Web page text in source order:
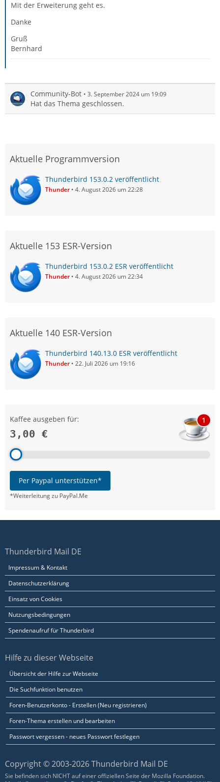
Mit der Erweiterung geht es.
Danke
Gruß
Bernhard
Community-Bot 3. September 2024 um 19:09
Hat das Thema geschlossen.
Aktuelle Programmversion
Thunderbird 153.0.2 veröffentlicht
Thunder 4. August 2026 um 22:28
Aktuelle 153 ESR-Version
Thunderbird 153.0.2 ESR veröffentlicht
Thunder 4. August 2026 um 22:34
Aktuelle 140 ESR-Version
Thunderbird 140.13.0 ESR veröffentlicht
Thunder 22. Juli 2026 um 19:16
Kaffee ausgeben für:
3,00 €
1
Per Paypal unterstützen*
*Weiterleitung zu PayPal.Me
Thunderbird Mail DE
Impressum & Kontakt
Datenschutzerklärung
Einsatz von Cookies
Nutzungsbedingungen
Spendenaufruf für Thunderbird
Hilfe zu dieser Webseite
Übersicht der Hilfe zur Webseite
Die Suchfunktion benutzen
Foren-Benutzerkonto - Erstellen (Neu registrieren)
Foren-Thema erstellen und bearbeiten
Passwort vergessen - neues Passwort festlegen
Copyright © 2003-2026 Thunderbird Mail DE
Sie befinden sich NICHT auf einer offiziellen Seite der Mozilla Foundation.